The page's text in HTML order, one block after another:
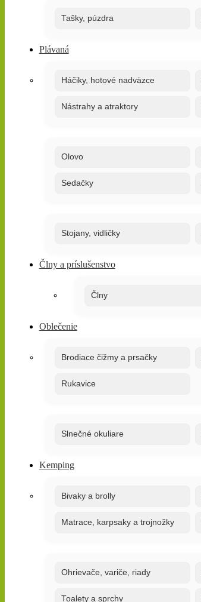
Tašky, púzdra
Plávaná
Háčiky, hotové nadväzce
Nástrahy a atraktory
Olovo
Sedačky
Stojany, vidličky
Člny a príslušenstvo
Člny
Oblečenie
Brodiace čižmy a prsačky
Rukavice
Slnečné okuliare
Kemping
Bivaky a brolly
Matrace, karpsaky a trojnožky
Ohrievače, variče, riady
Toalety a sprchy